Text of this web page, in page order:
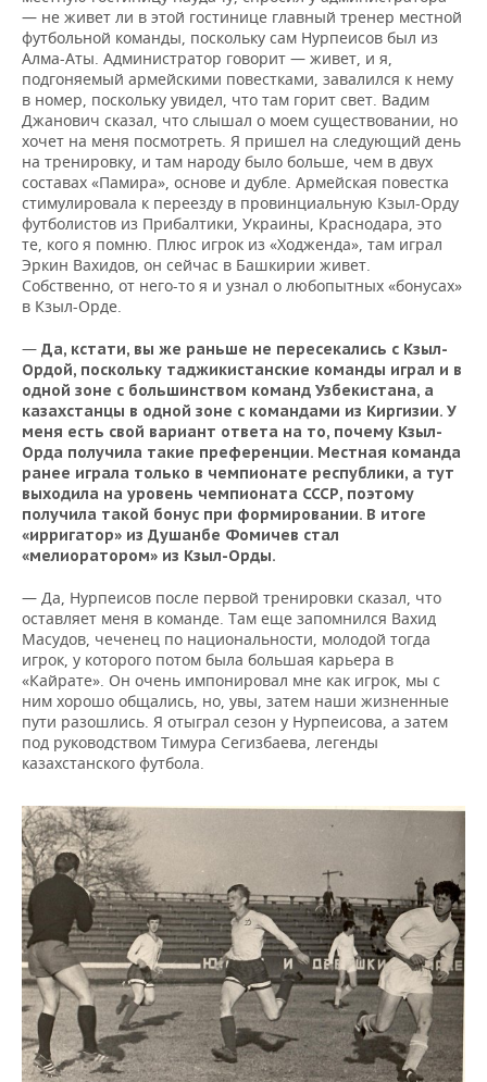
— не живет ли в этой гостинице главный тренер местной
футбольной команды, поскольку сам Нурпеисов был из
Алма-Аты. Администратор говорит — живет, и я,
подгоняемый армейскими повестками, завалился к нему
в номер, поскольку увидел, что там горит свет. Вадим
Джанович сказал, что слышал о моем существовании, но
хочет на меня посмотреть. Я пришел на следующий день
на тренировку, и там народу было больше, чем в двух
составах «Памира», основе и дубле. Армейская повестка
стимулировала к переезду в провинциальную Кзыл-Орду
футболистов из Прибалтики, Украины, Краснодара, это
те, кого я помню. Плюс игрок из «Ходженда», там играл
Эркин Вахидов, он сейчас в Башкирии живет.
Собственно, от него-то я и узнал о любопытных «бонусах»
в Кзыл-Орде.
— Да, кстати, вы же раньше не пересекались с Кзыл-
Ордой, поскольку таджикистанские команды играл и в
одной зоне с большинством команд Узбекистана, а
казахстанцы в одной зоне с командами из Киргизии. У
меня есть свой вариант ответа на то, почему Кзыл-
Орда получила такие преференции. Местная команда
ранее играла только в чемпионате республики, а тут
выходила на уровень чемпионата СССР, поэтому
получила такой бонус при формировании. В итоге
«ирригатор» из Душанбе Фомичев стал
«мелиоратором» из Кзыл-Орды.
— Да, Нурпеисов после первой тренировки сказал, что
оставляет меня в команде. Там еще запомнился Вахид
Масудов, чеченец по национальности, молодой тогда
игрок, у которого потом была большая карьера в
«Кайрате». Он очень импонировал мне как игрок, мы с
ним хорошо общались, но, увы, затем наши жизненные
пути разошлись. Я отыграл сезон у Нурпеисова, а затем
под руководством Тимура Сегизбаева, легенды
казахстанского футбола.